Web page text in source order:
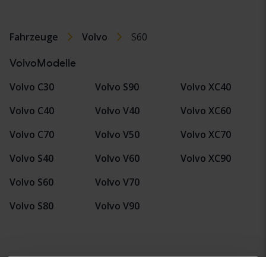
Fahrzeuge Volvo S60
VolvoModelle
Volvo C30
Volvo C40
Volvo C70
Volvo S40
Volvo S60
Volvo S80
Volvo S90
Volvo V40
Volvo V50
Volvo V60
Volvo V70
Volvo V90
Volvo XC40
Volvo XC60
Volvo XC70
Volvo XC90